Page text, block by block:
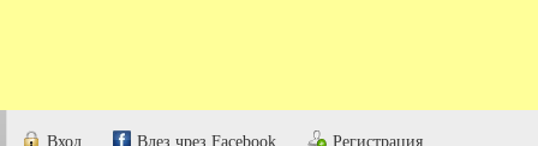
Вход Влез чрез Facebook Регистрация